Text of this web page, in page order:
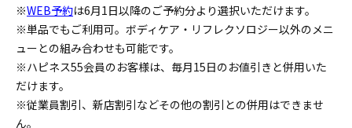
※WEB予約は6月1日以降のご予約分より選択いただけます。
※単品でもご利用可。ボディケア・リフレクソロジー以外のメニ
ューとの組み合わせも可能です。
※ハピネス55会員のお客様は、毎月15日のお値引きと併用いた
だけます。
※従業員割引、新店割引などその他の割引との併用はできませ
ん。